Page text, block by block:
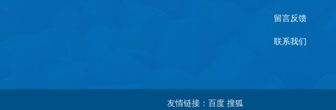
留言反馈
联系我们
友情链接：百度 搜狐